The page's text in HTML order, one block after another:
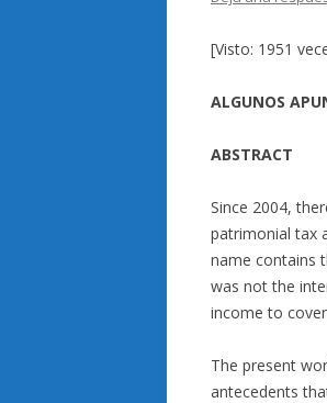
[Visto: 1951
ALGUNOS
ABSTRACT
Since 2004,
patrimonial tax
name contains
was not the
income to
The present
antecedents